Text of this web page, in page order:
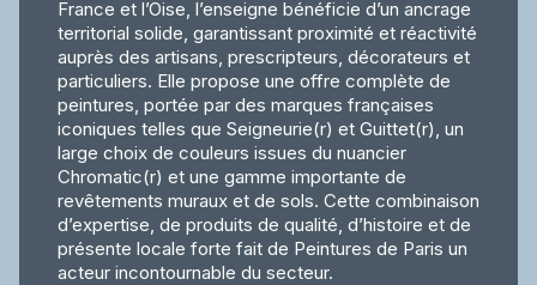
France et l’Oise, l’enseigne bénéficie d’un ancrage
territorial solide, garantissant proximité et réactivité
auprès des artisans, prescripteurs, décorateurs et
particuliers. Elle propose une offre complète de
peintures, portée par des marques françaises
iconiques telles que Seigneurie(r) et Guittet(r), un
large choix de couleurs issues du nuancier
Chromatic(r) et une gamme importante de
revêtements muraux et de sols. Cette combinaison
d’expertise, de produits de qualité, d’histoire et de
présente locale forte fait de Peintures de Paris un
acteur incontournable du secteur.